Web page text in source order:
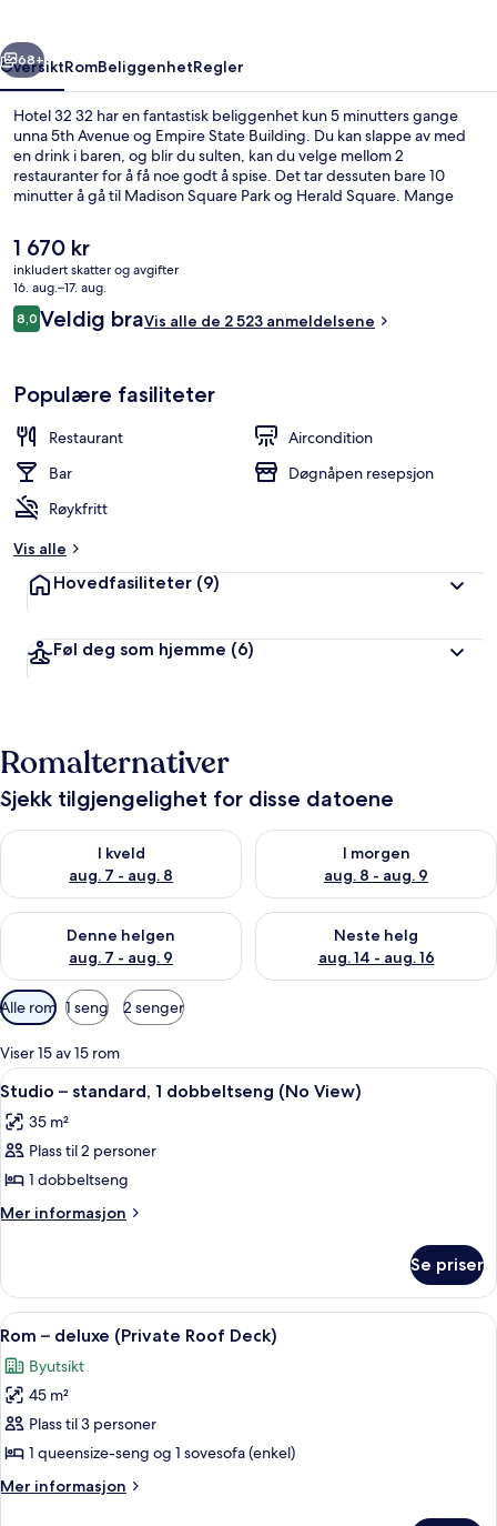
Neste
68+
OversiktRomBeliggenhetRegler
Hotel 32 32 har en fantastisk beliggenhet kun 5 minutters gange
unna 5th Avenue og Empire State Building. Du kan slappe av med
en drink i baren, og blir du sulten, kan du velge mellom 2
restauranter for å få noe godt å spise. Det tar dessuten bare 10
minutter å gå til Madison Square Park og Herald Square. Mange
S) ligger like i nærheten, og det tar 6 minutter å gå til 28 St. Station
(Park Av. S).
Den
nåværende
prisen
er
1 670 kr
1 670 kr
inkludert skatter og avgifter
16. aug.–17. aug.
Anmeldelser
8,08,0 av 10 –
Veldig braVis alle de 2 523 anmeldelsene
Populære fasiliteter
Restaurant
Aircondition
Bar
Døgnåpen resepsjon
Røykfritt
Vis alle
Hovedfasiliteter (9)
Føl deg som hjemme (6)
Romalternativer
Sjekk tilgjengelighet for disse datoene
I kveld
aug. 7 - aug. 8
Sjekk tilgjengelighet for i kveld, aug. 7 - aug. 8
I morgen
aug. 8 - aug. 9
Sjekk tilgjengelighet for i
Denne helgen
aug. 7 - aug. 9
Sjekk tilgjengelighet for denne helgen, aug. 7 - aug. 9
Neste helg
aug. 14 - aug. 16
Sjekk tilgjengelighet for neste
Tilgjengelige
filtre
for
rom
Alle rom 1 seng 2 senger
Viser 15 av 15 rom
Åpne
alle
bildene
av
Studio
–
dobbeltseng
(No
View)
Studio – standard, 1 dobbeltseng
4
Studio – standard, 1 dobbeltseng (No View)
35 m²
Plass til 2 personer
1 dobbeltseng
Mer informasjon
Mer
–
standard,
1
(No
View)
Se priser
Åpne
alle
bildene
av
Rom
–
deluxe
(Private
Rom – deluxe (Private Roof Deck) |
5
Rom – deluxe (Private Roof Deck)
Byutsikt
45 m²
Plass til 3 personer
1 queensize-seng og 1 sovesofa (enkel)
Mer informasjon
Mer